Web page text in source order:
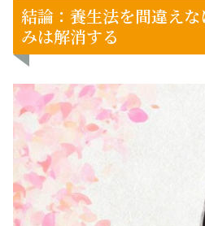
結論：養生法を間違え
みは解消する